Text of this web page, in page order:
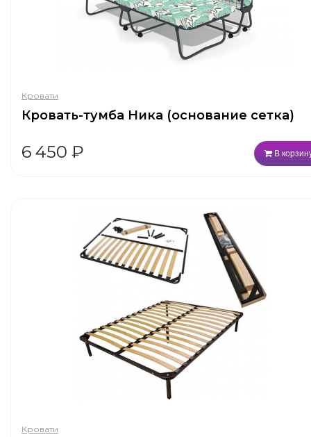
Кровати
Кровать-тумба Ника (основание сетка)
6 450 ₽ В
Кровати